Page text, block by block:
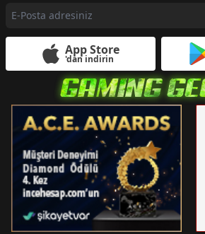
App Store
'dan indirin